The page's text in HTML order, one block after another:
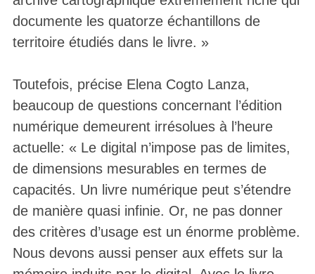
documente les quatorze échantillons de
territoire étudiés dans le livre. »
Toutefois, précise Elena Cogto Lanza,
beaucoup de questions concernant l’édition
numérique demeurent irrésolues à l’heure
actuelle: « Le digital n’impose pas de limites,
de dimensions mesurables en termes de
capacités. Un livre numérique peut s’étendre
de manière quasi infinie. Or, ne pas donner
des critères d’usage est un énorme problème.
Nous devons aussi penser aux effets sur la